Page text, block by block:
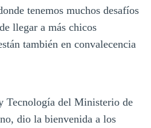
tenemos muchos desafíos
llegar a más chicos
también en convalecencia
Tecnología del Ministerio de
dio la bienvenida a los